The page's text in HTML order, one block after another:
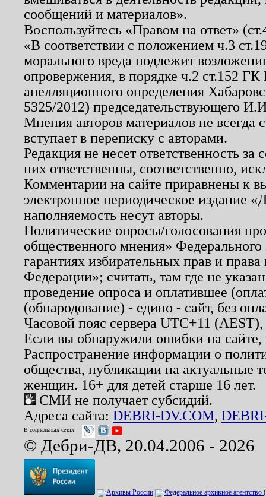
сообщений и материалов».
Воспользуйтесь «Правом на ответ»
«В соответствии с положением ч.3
морального вреда подлежит
опровержения, в порядке ч.2 ст.152
апелляционного определения
5325/2012) председательствующего
Мнения авторов материалов не
вступает в переписку с авторами.
Редакция не несет ответственность
них ответственны, соответственно,
Комментарии на сайте приравнены к
электронное периодическое издание
наполняемость несут авторы.
Политические опросы/голосования
общественного мнения»
гарантиях избирательных прав и
Федерации»; считать, там где не
проведение опроса и оплатившее
(обнародование) - едино - сайт, без
Часовой пояс сервера UTC+11
Если вы обнаружили ошибки на
Распространение информации о
общества, публикации на актуальные
женщин. 16+ для детей старше 16 лет.
СМИ не получает субсидий.
Адреса сайта: DEBRI-DV.COM,
В социальных сетях:
© Дебри-ДВ, 20.04.2006 - 2026